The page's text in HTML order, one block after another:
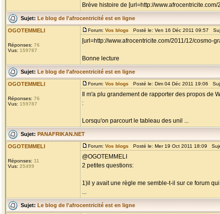
Brève histoire de [url=http://
Sujet: Le blog de l'afrocentricité est en ligne
OGOTEMMELI
Réponses: 76
Vus: 159787
Forum: Vos blogs Posté le: Ven 16 Déc 2011 09:57
[url=http://www.afrocentricite.com/2011/12/cosmo-
Bonne lecture
Sujet: Le blog de l'afrocentricité est en ligne
OGOTEMMELI
Réponses: 76
Vus: 159787
Forum: Vos blogs Posté le: Dim 04 Déc 2011 19:06
Il m'a plu grandement de rapporter des propos
:
Lorsqu'on parcourt le tableau des unil ...
Sujet: PANAFRIKAN.NET
OGOTEMMELI
Réponses: 11
Vus: 25499
Forum: Vos blogs Posté le: Mer 19 Oct 2011 18:09
@OGOTEMMELI
2 petites questions:
1)il y avait une règle me semble-t-il sur ce forum
...
Sujet: Le blog de l'afrocentricité est en ligne